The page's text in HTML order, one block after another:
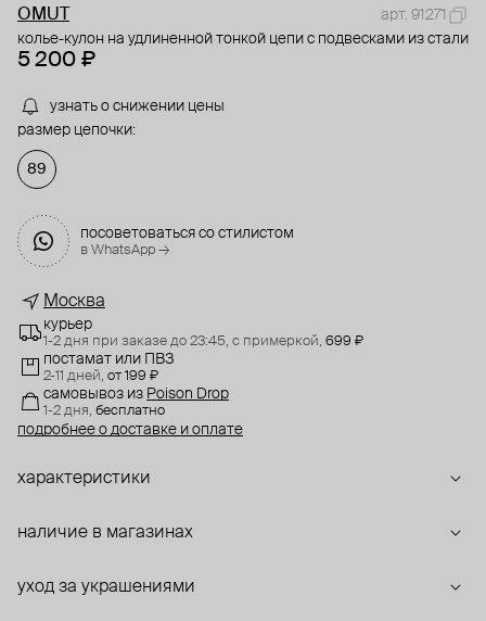
OMUT
арт. 91271
колье-кулон на удлиненной тонкой цепи с подвесками из стали
5 200 ₽
узнать о снижении цены
размер цепочки:
89
посоветоваться со стилистом
в WhatsApp →
Москва
курьер
1-2 дня при заказе до 23:45, с примеркой, 699 ₽
постамат или ПВЗ
2-11 дней, от 199 ₽
самовывоз из Poison Drop
1-2 дня, бесплатно
подробнее о доставке и оплате
характеристики
наличие в магазинах
уход за украшениями